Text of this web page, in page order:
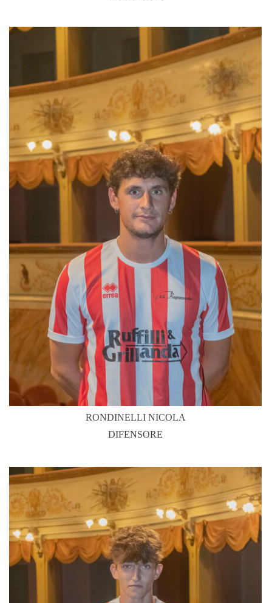
RONDINELLI NICOLA
DIFENSORE